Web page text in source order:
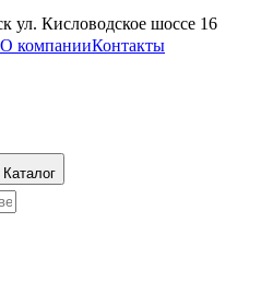
ул. Кисловодское шоссе 16
О компанииКонтакты
Каталог